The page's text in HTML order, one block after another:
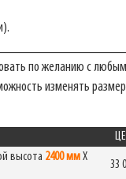
по желанию с любым
изменять
высота 2400 ммХ
33